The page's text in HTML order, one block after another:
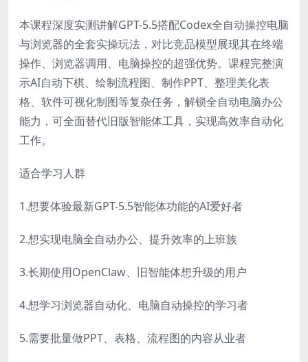
本课程深度实测讲解GPT-5.5搭配Codex全自动操控电脑
与浏览器的全套实操玩法，对比竞品模型展现其在终端
操作、浏览器调用、电脑操控的超强优势。课程完整演
示AI自动下棋、绘制流程图、制作PPT、整理美化表
格、软件可视化制图等复杂任务，解锁全自动电脑办公
能力，可全面替代旧版智能体工具，实现高效率自动化
工作。
适合学习人群
1.想要体验最新GPT-5.5智能体功能的AI爱好者
2.想实现电脑全自动办公、提升效率的上班族
3.长期使用OpenClaw、旧智能体想升级的用户
4.想学习浏览器自动化、电脑自动操控的学习者
5.需要批量做PPT、表格、流程图的内容从业者